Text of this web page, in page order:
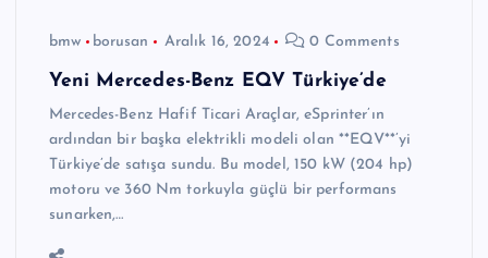
bmw borusan Aralık 16, 2024 0 Comments
Yeni Mercedes-Benz EQV Türkiye’de
Mercedes-Benz Hafif Ticari Araçlar, eSprinter’ın
ardından bir başka elektrikli modeli olan **EQV**’yi
Türkiye’de satışa sundu. Bu model, 150 kW (204 hp)
motoru ve 360 Nm torkuyla güçlü bir performans
sunarken,…